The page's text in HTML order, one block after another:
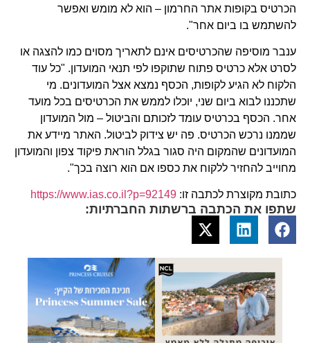
הכרטיס בקופות אתר החרמון – הוא לא מומש ואפשר
להשתמש בו ביום אחר".
ענבר מוסיפה שהכרטיסים אינם לתאריך מסוים כמו להצגה או
לסרט אלא כרטיס פתוח שתוקפו לפי תנאי המועדון. "כל עוד
הלקוח לא הגיע לקופות, הכסף נמצא אצל המועדונים. מי
שתכננו לבוא ביום שני, יוכלו לממש את הכרטיסים בכל מועד
אחר. הכסף בכרטיס עומד לזכותם והביטול – מול המועדון
שממנו נרכש הכרטיס. פה יש צידוק לביטול. האתר מיידע את
המועדונים שהמקום היה סגור בגלל הוראת פיקוד צפון והמועדון
מחוייב להחזיר ללקוח את כספו אם הוא רוצה בכך".
כתובת מקוצרת לכתבה זו: https://www.ias.co.il?p=92149
שתפו את הכתבה ברשתות החברתיות: